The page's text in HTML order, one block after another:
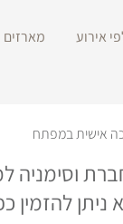
אירוע מארזים
אישית במפתח
וסימניה
להזמין